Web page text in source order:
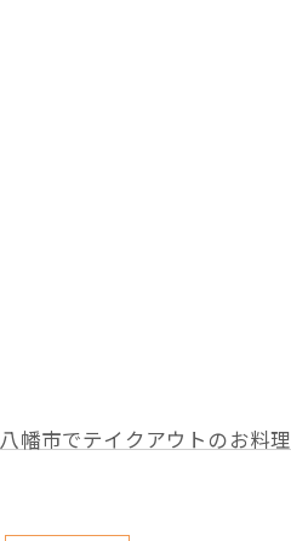
八幡市でテイクアウトのお料理